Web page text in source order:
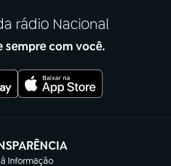
rádio Nacional
sempre com você.
Informação
(abre em nova aba)